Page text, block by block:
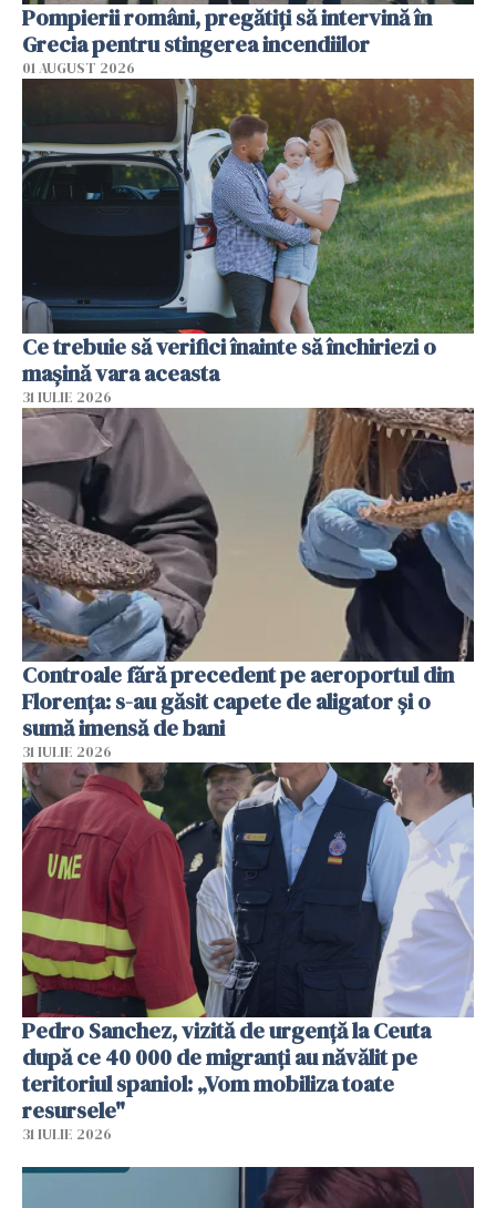
Pompierii români, pregătiţi să intervină în
Grecia pentru stingerea incendiilor
01 AUGUST 2026
Ce trebuie să verifici înainte să închiriezi o
mașină vara aceasta
31 IULIE 2026
Controale fără precedent pe aeroportul din
Florența: s-au găsit capete de aligator și o
sumă imensă de bani
31 IULIE 2026
Pedro Sanchez, vizită de urgență la Ceuta
după ce 40 000 de migranți au năvălit pe
teritoriul spaniol: „Vom mobiliza toate
resursele"
31 IULIE 2026